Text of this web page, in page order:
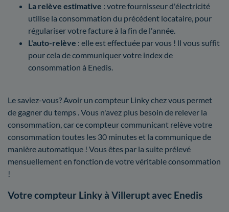
La relève estimative : votre fournisseur d'électricité
utilise la consommation du précédent locataire, pour
régulariser votre facture à la fin de l'année.
L'auto-relève : elle est effectuée par vous ! ll vous suffit
pour cela de communiquer votre index de
consommation à Enedis.
Le saviez-vous? Avoir un compteur Linky chez vous permet
de gagner du temps . Vous n'avez plus besoin de relever la
consommation, car ce compteur communicant relève votre
consommation toutes les 30 minutes et la communique de
manière automatique ! Vous êtes par la suite prélevé
mensuellement en fonction de votre véritable consommation
!
Votre compteur Linky à Villerupt avec Enedis